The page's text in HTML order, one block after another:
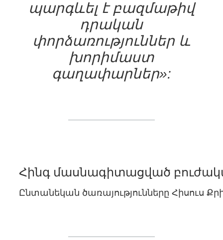
պարգևել է բազմաթիվ
դրական
փորձառություններ և
խորիմաստ
գաղափարներ»:
Հինգ մասնագիտացված
Ընտանեկան ծառայությունները Հիսուս